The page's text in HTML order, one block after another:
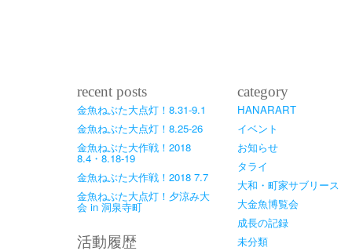
recent posts
金魚ねぶた大点灯！8.31-9.1
金魚ねぶた大点灯！8.25-26
金魚ねぶた大作戦！2018
8.4・8.18-19
金魚ねぶた大作戦！2018 7.7
金魚ねぶた大点灯！夕涼み大
会 in 洞泉寺町
活動履歴
category
HANARART
イベント
お知らせ
タライ
大和・町家サブリース
大金魚博覧会
成長の記録
未分類